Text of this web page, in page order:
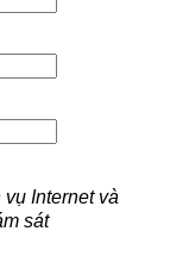
Internet và
sát